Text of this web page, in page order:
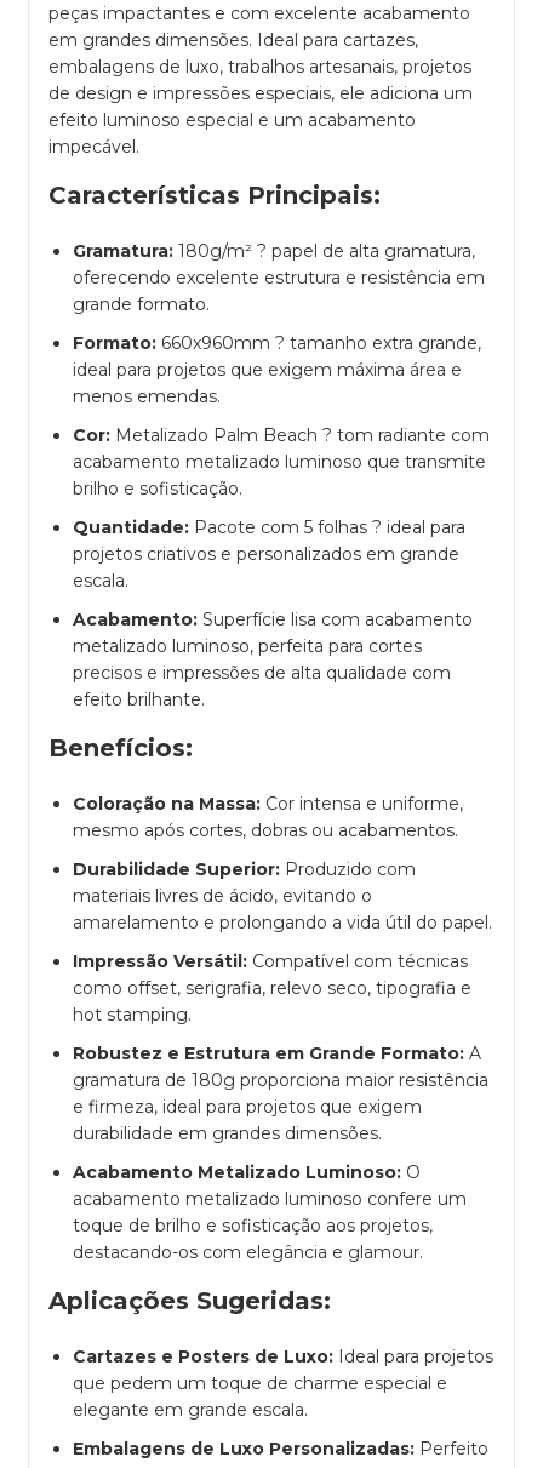
peças impactantes e com excelente acabamento
em grandes dimensões. Ideal para cartazes,
embalagens de luxo, trabalhos artesanais, projetos
de design e impressões especiais, ele adiciona um
efeito luminoso especial e um acabamento
impecável.
Características Principais:
Gramatura: 180g/m² ? papel de alta gramatura,
oferecendo excelente estrutura e resistência em
grande formato.
Formato: 660x960mm ? tamanho extra grande,
ideal para projetos que exigem máxima área e
menos emendas.
Cor: Metalizado Palm Beach ? tom radiante com
acabamento metalizado luminoso que transmite
brilho e sofisticação.
Quantidade: Pacote com 5 folhas ? ideal para
projetos criativos e personalizados em grande
escala.
Acabamento: Superfície lisa com acabamento
metalizado luminoso, perfeita para cortes
precisos e impressões de alta qualidade com
efeito brilhante.
Benefícios:
Coloração na Massa: Cor intensa e uniforme,
mesmo após cortes, dobras ou acabamentos.
Durabilidade Superior: Produzido com
materiais livres de ácido, evitando o
amarelamento e prolongando a vida útil do papel.
Impressão Versátil: Compatível com técnicas
como offset, serigrafia, relevo seco, tipografia e
hot stamping.
Robustez e Estrutura em Grande Formato: A
gramatura de 180g proporciona maior resistência
e firmeza, ideal para projetos que exigem
durabilidade em grandes dimensões.
Acabamento Metalizado Luminoso: O
acabamento metalizado luminoso confere um
toque de brilho e sofisticação aos projetos,
destacando-os com elegância e glamour.
Aplicações Sugeridas:
Cartazes e Posters de Luxo: Ideal para projetos
que pedem um toque de charme especial e
elegante em grande escala.
Embalagens de Luxo Personalizadas: Perfeito